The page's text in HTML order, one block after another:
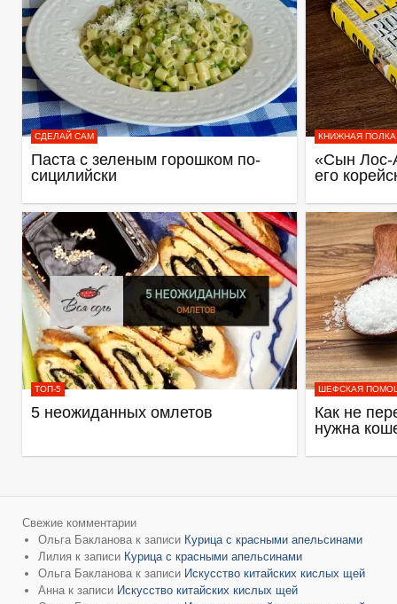
СДЕЛАЙ САМ
Паста с зеленым горошком по-
сицилийски
КНИЖНАЯ ПОЛКА
«Сын Лос-
его
ТОП-5
5 неожиданных омлетов
ШЕФСКАЯ
Как не
нужна
Свежие комментарии
Ольга Бакланова к записи Курица с красными апельсинами
Лилия к записи Курица с красными апельсинами
Ольга Бакланова к записи Искусство китайских кислых щей
Анна к записи Искусство китайских кислых щей